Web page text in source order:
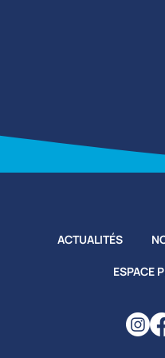
ACTUALITÉS
ESPACE